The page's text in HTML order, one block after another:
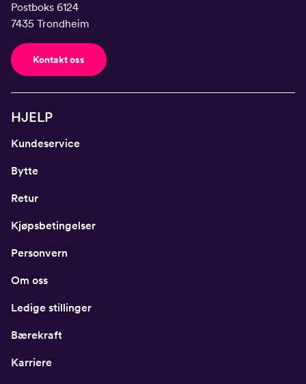
Postboks 6124
7435 Trondheim
Kontakt oss
HJELP
Kundeservice
Bytte
Retur
Kjøpsbetingelser
Personvern
Om oss
Ledige stillinger
Bærekraft
Karriere